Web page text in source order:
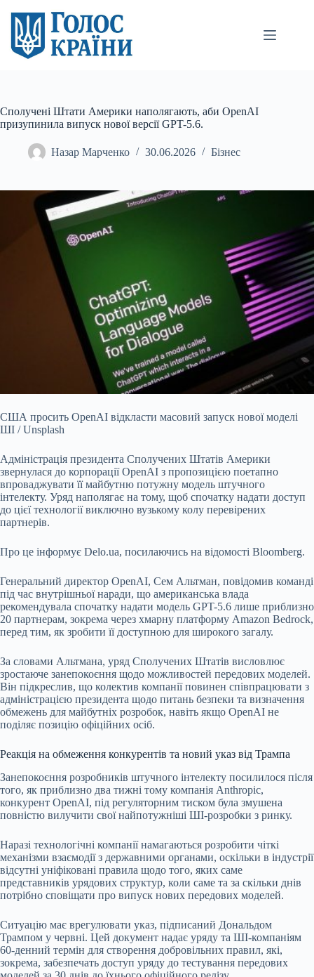
вмісту
Сполучені Штати Америки наполягають, аби OpenAI
призупинила випуск нової версії GPT-5.6.
Назар Марченко 30.06.2026 Бізнес
США просить OpenAI відкласти масовий запуск нової моделі
ШІ / Unsplash
Адміністрація президента Сполучених Штатів Америки
звернулася до корпорації OpenAI з пропозицією поетапно
впроваджувати її майбутню потужну модель штучного
інтелекту. Уряд наполягає на тому, щоб спочатку надати доступ
до цієї технології виключно вузькому колу перевірених
партнерів.
Про це інформує Delo.ua, посилаючись на відомості Bloomberg.
Генеральний директор OpenAI, Сем Альтман, повідомив команді
під час внутрішньої наради, що американська влада
рекомендувала спочатку надати модель GPT-5.6 лише приблизно
20 партнерам, зокрема через хмарну платформу Amazon Bedrock,
перед тим, як зробити її доступною для широкого загалу.
За словами Альтмана, уряд Сполучених Штатів висловлює
зростаюче занепокоєння щодо можливостей передових моделей.
Він підкреслив, що колектив компанії повинен співпрацювати з
адміністрацією президента щодо питань безпеки та визначення
обмежень для майбутніх розробок, навіть якщо OpenAI не
поділяє позицію офіційних осіб.
Реакція на обмеження конкурентів та новий указ від Трампа
Занепокоєння розробників штучного інтелекту посилилося після
того, як приблизно два тижні тому компанія Anthropic,
конкурент OpenAI, під регуляторним тиском була змушена
повністю вилучити свої найпотужніші ШІ-розробки з ринку.
Наразі технологічні компанії намагаються розробити чіткі
механізми взаємодії з державними органами, оскільки в індустрії
відсутні уніфіковані правила щодо того, яких саме
представників урядових структур, коли саме та за скільки днів
потрібно сповіщати про випуск нових передових моделей.
Ситуацію має врегулювати указ, підписаний Дональдом
Трампом у червні. Цей документ надає уряду та ШІ-компаніям
60-денний термін для створення добровільних правил, які,
зокрема, забезпечать доступ уряду до тестування передових